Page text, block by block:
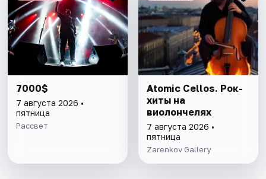
7000$
7 августа 2026 •
пятница
Рассвет
Atomic Cellos. Рок-
хиты на
виолончелях
7 августа 2026 •
пятница
Zarenkov Gallery